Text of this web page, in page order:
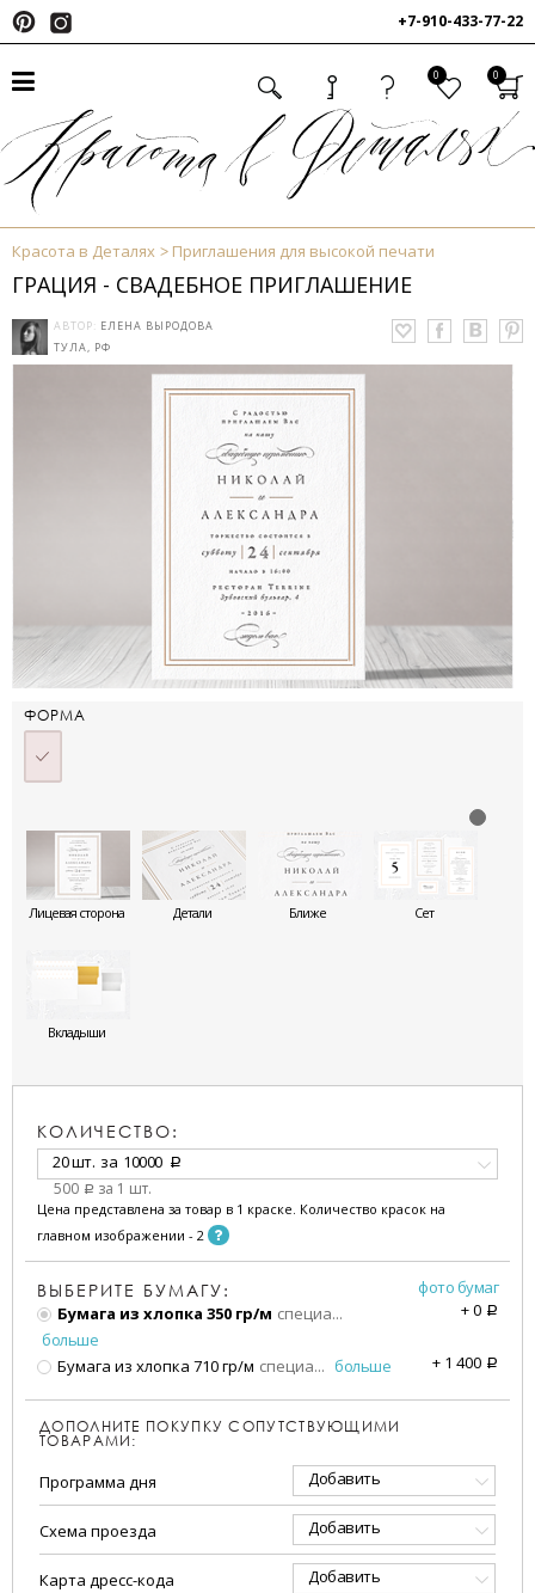
+7-910-433-77-22
0 0
Красота в Деталях Приглашения для высокой печати
ГРАЦИЯ - СВАДЕБНОЕ ПРИГЛАШЕНИЕ
АВТОР: ЕЛЕНА ВЫРОДОВА
ТУЛА, РФ
ФОРМА
Лицевая сторона Детали Ближе Сет
Вкладыши
КОЛИЧЕСТВО:
20 шт. за 10000 a
500 a за 1 шт.
Цена представлена за товар в 1 краске. Количество красок на
главном изображении - 2
ВЫБЕРИТЕ БУМАГУ:
фото бумаг
Бумага из хлопка 350 гр/м специа...
больше
+0 a
Бумага из хлопка 710 гр/м специа... больше + 1 400 a
ДОПОЛНИТЕ ПОКУПКУ СОПУТСТВУЮЩИМИ
ТОВАРАМИ:
Программа дня Добавить
Схема проезда Добавить
Карта дресс-кода Добавить